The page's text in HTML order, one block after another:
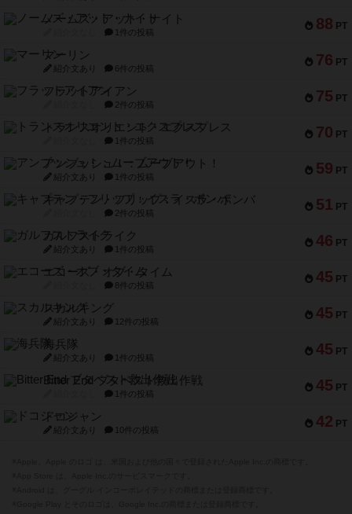
88 PT
ノームズ・アット・ナイト
1件の投稿
76 PT
マーリン
紹介文あり 6件の投稿
75 PT
フラットアイアン
2件の投稿
70 PT
トランスオリエント・エクスプレス
1件の投稿
59 PT
アンブッシュ！：ムーブアウト！
紹介文あり 1件の投稿
51 PT
キャプテン・フリップ：イスラ・ボンバ
2件の投稿
46 PT
ガルフストライク
紹介文あり 1件の投稿
45 PT
エコーズ・オブ・タイム
8件の投稿
45 PT
スカルキング
紹介文あり 12件の投稿
45 PT
海兵隊
紹介文あり 1件の投稿
45 PT
Bitter End ブタペスト救出作戦
1件の投稿
42 PT
ドコジャン
紹介文あり 10件の投稿